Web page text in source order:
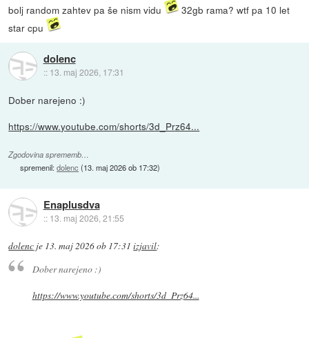
bolj random zahtev pa še nism vidu
32gb rama? wtf pa 10 let
star cpu
dolenc
:: 13. maj 2026, 17:31
Dober narejeno :)
https://www.youtube.com/shorts/3d_Prz64...
Zgodovina sprememb…
spremenil:dolenc (13. maj 2026 ob 17:32)
Enaplusdva
:: 13. maj 2026, 21:55
dolenc je 13. maj 2026 ob 17:31 izjavil:
Dober narejeno :)
https://www.youtube.com/shorts/3d_Prz64...